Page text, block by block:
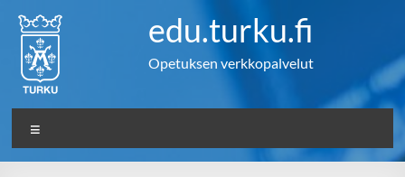
content
edu.turku.fi
Opetuksen verkkopalvelut